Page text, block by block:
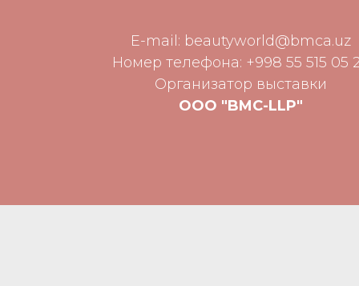
E-mail: beautyworld@bmca.uz
Номер телефона: +998 55 515 05
Организатор выставки
ООО "BMC-LLP"